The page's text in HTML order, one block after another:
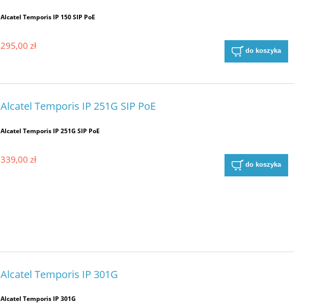
Alcatel Temporis IP 150 SIP PoE
295,00 zł do koszyka
Alcatel Temporis IP 251G SIP PoE
Alcatel Temporis IP 251G SIP PoE
339,00 zł do koszyka
Alcatel Temporis IP 301G
Alcatel Temporis IP 301G